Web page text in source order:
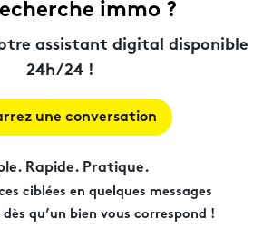
immo ?
assistant digital disponible
24h/24 !
une conversation
Rapide. Pratique.
ciblées en quelques messages
qu’un bien vous correspond !